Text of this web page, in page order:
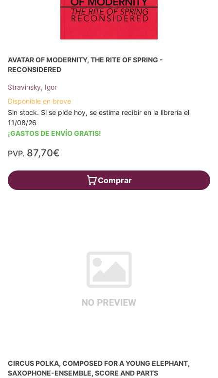
AVATAR OF MODERNITY, THE RITE OF SPRING -
RECONSIDERED
Stravinsky, Igor
Disponible en breve
Sin stock. Si se pide hoy, se estima recibir en la librería el
11/08/26
¡GASTOS DE ENVÍO GRATIS!
PVP. 87,70€
Comprar
CIRCUS POLKA, COMPOSED FOR A YOUNG ELEPHANT,
SAXOPHONE-ENSEMBLE, SCORE AND PARTS